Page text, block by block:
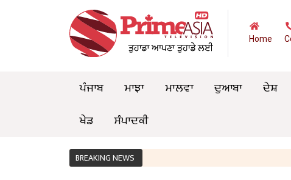
Home
ਪੰਜਾਬ ਮਾਝਾ ਮਾਲਵਾ ਦੁਆਬਾ ਦੇਸ਼
ਖੇਡ
ਸੰਪਾਦਕੀ
BREAKING NEWS